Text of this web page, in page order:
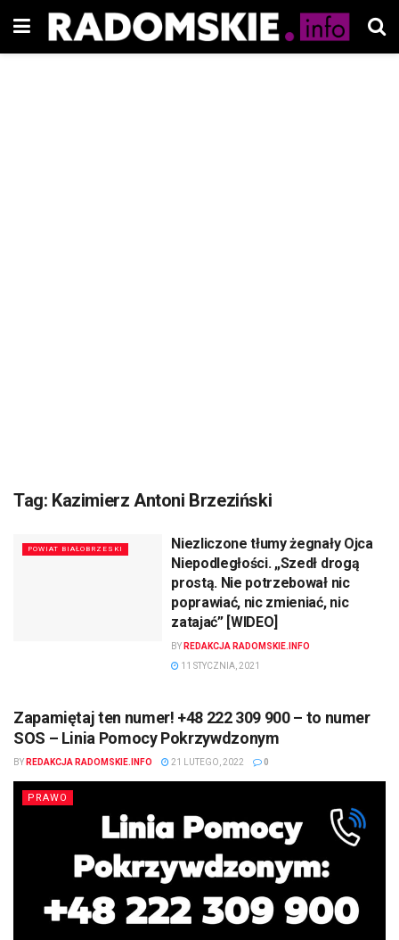
Tag: Kazimierz Antoni Brzeziński
POWIAT BIAŁOBRZESKI
Niezliczone tłumy żegnały Ojca
Niepodległości. „Szedł drogą
prostą. Nie potrzebował nic
poprawiać, nic zmieniać, nic
zatajać” [WIDEO]
BY REDAKCJA RADOMSKIE.INFO
11 STYCZNIA, 2021
Zapamiętaj ten numer! +48 222 309 900 – to numer
SOS – Linia Pomocy Pokrzywdzonym
BY REDAKCJA RADOMSKIE.INFO 21 LUTEGO, 2022 0
PRAWO